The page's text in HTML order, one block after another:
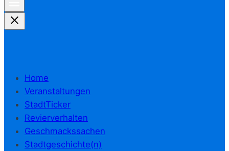
Home
Veranstaltungen
StadtTicker
Revierverhalten
Geschmackssachen
Stadtgeschichte(n)